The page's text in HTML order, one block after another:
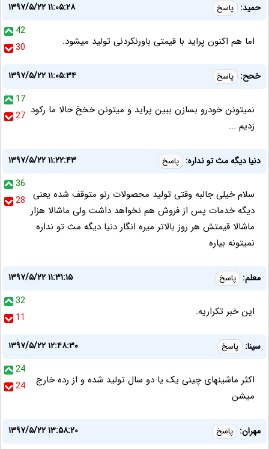
حمید: پاسخ
۱۳۹۷/۵/۲۲ ۱۱:۰۵:۲۸
42
30
اما هم اکنون پراید با قیمتی باورنکردنی تولید میشود.
خحح: پاسخ
۱۳۹۷/۵/۲۲ ۱۱:۰۵:۳۴
17
27 نمیتونن خودرو بسازن ببین پراید و میتونن خخخ حالا ما رکود
زدیم ...
دنیا دیگه مث تو نداره: پاسخ
۱۳۹۷/۵/۲۲ ۱۱:۲۲:۴۳
36
28
سلام خیلی جالبه وقتی تولید محصولات رنو متوقف شده یعنی
دیگه خدمات پس از فروش هم نخواهد داشت ولی ماشالا هزار
ماشالا قیمتش هر روز بالاتر میره انگار دنیا دیگه مث تو نداره
نمیتونه بیاره
معلم: پاسخ
۱۳۹۷/۵/۲۲ ۱۱:۳۱:۱۵
32
11
این خبر تکراریه.
سینا: پاسخ
۱۳۹۷/۵/۲۲ ۱۲:۴۸:۳۰
24
24
اکثر ماشینهای چینی یک یا دو سال تولید شده و از رده خارج
میشن
مهران: پاسخ
۱۳۹۷/۵/۲۲ ۱۳:۵۸:۲۰